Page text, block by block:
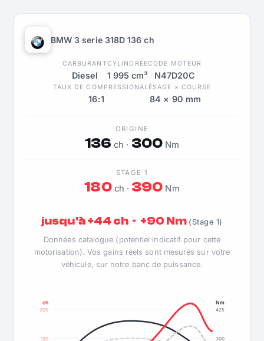
BMW 3 serie 318D 136 ch
CARBURANT
Diesel
CYLINDRÉE
1 995 cm³
CODE MOTEUR
N47D20C
TAUX DE COMPRESSION
16:1
ALÉSAGE × COURSE
84 × 90 mm
ORIGINE
136 ch · 300Nm
STAGE 1
180ch · 390 Nm
jusqu'à +44 ch · +90 Nm (Stage 1)
Données catalogue (potentiel indicatif pour cette
motorisation). Vos gains réels sont mesurés sur votre
véhicule, sur notre banc de puissance.
130
200
300
425
ch Nm